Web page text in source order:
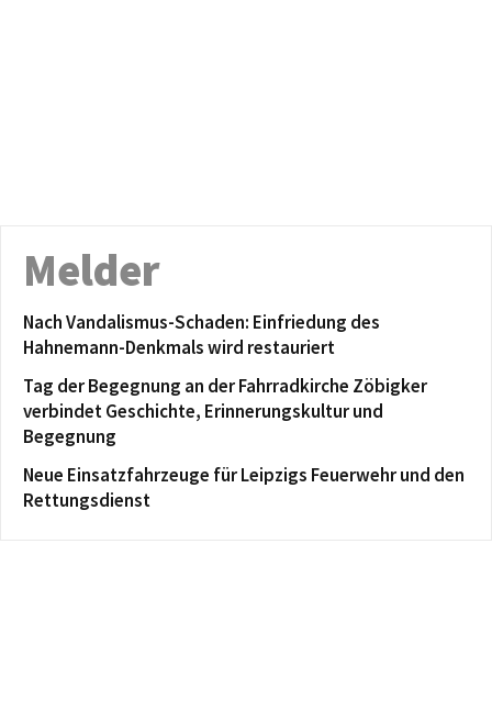
Melder
Nach Vandalismus-Schaden: Einfriedung des
Hahnemann-Denkmals wird restauriert
Tag der Begegnung an der Fahrradkirche Zöbigker
verbindet Geschichte, Erinnerungskultur und
Begegnung
Neue Einsatzfahrzeuge für Leipzigs Feuerwehr und den
Rettungsdienst